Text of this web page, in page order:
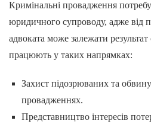
Кримінальні провадження
юридичного супроводу, адже від
адвоката може залежати
працюють у таких напрямках:
Захист підозрюваних та
провадженнях.
Представництво інтересів